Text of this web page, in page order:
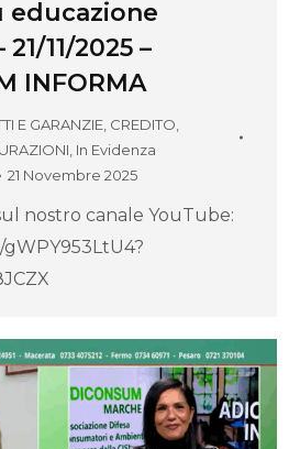
educazione
11/2025 –
INFORMA
E GARANZIE, CREDITO,
, In Evidenza
21 Novembre 2025
nostro canale YouTube: